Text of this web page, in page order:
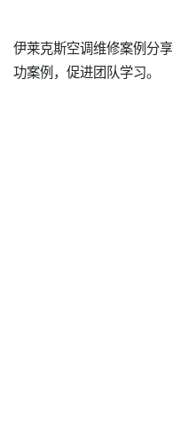
伊莱克斯空调维修案例分
功案例，促进团队学习。